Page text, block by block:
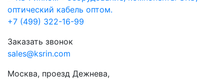
+7 (499) 322-16-99
Заказать звонок
sales@ksrin.com
Москва, проезд Дежнева,